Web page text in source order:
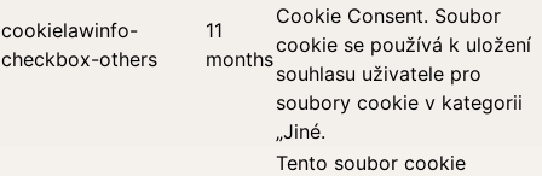
cookielawinfo-
checkbox-others
11
months
Cookie Consent. Soubor
cookie se používá k uložení
souhlasu uživatele pro
soubory cookie v kategorii
„Jiné.
Tento soubor cookie